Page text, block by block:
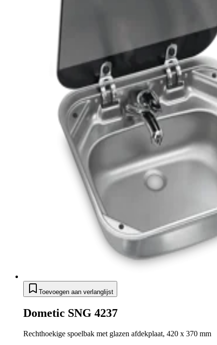
Toevoegen aan verlanglijst
Dometic SNG 4237
Rechthoekige spoelbak met glazen afdekplaat, 420 x 370 mm